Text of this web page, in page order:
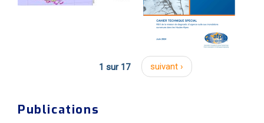
1 sur 17 suivant ›
Publications